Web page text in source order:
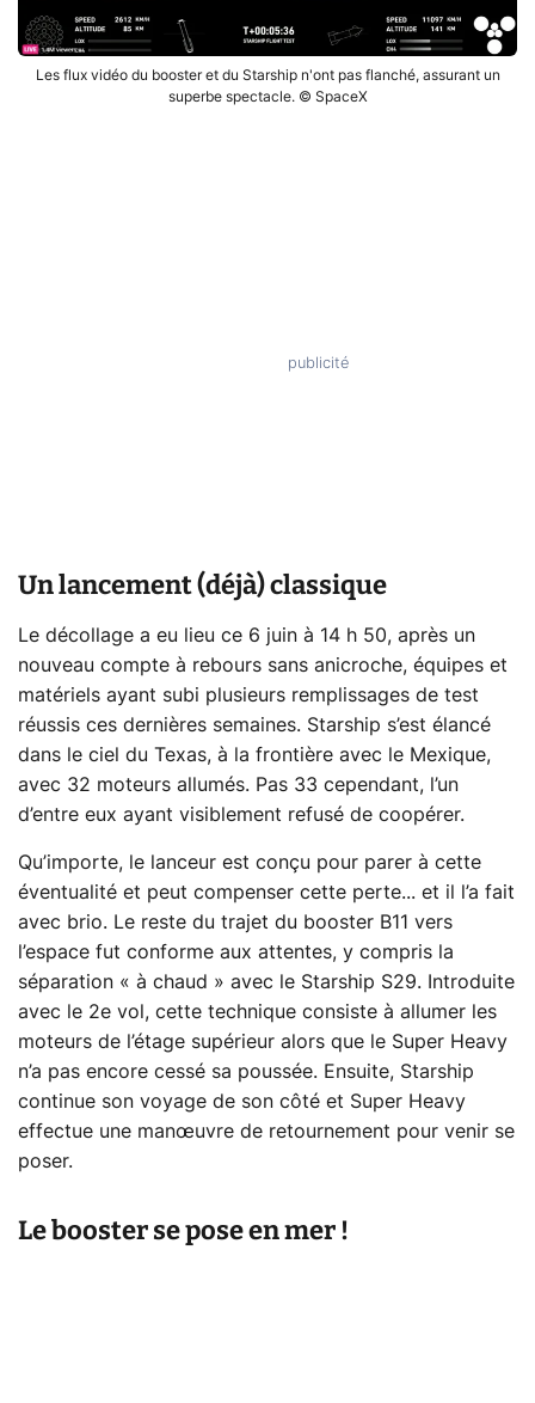
Les flux vidéo du booster et du Starship n'ont pas flanché, assurant un
superbe spectacle. © SpaceX
Un lancement (déjà) classique
Le décollage a eu lieu ce 6 juin à 14 h 50, après un
nouveau compte à rebours sans anicroche, équipes et
matériels ayant subi plusieurs remplissages de test
réussis ces dernières semaines. Starship s’est élancé
dans le ciel du Texas, à la frontière avec le Mexique,
avec 32 moteurs allumés. Pas 33 cependant, l’un
d’entre eux ayant visiblement refusé de coopérer.
Qu’importe, le lanceur est conçu pour parer à cette
éventualité et peut compenser cette perte... et il l’a fait
avec brio. Le reste du trajet du booster B11 vers
l’espace fut conforme aux attentes, y compris la
séparation « à chaud » avec le Starship S29. Introduite
avec le 2e vol, cette technique consiste à allumer les
moteurs de l’étage supérieur alors que le Super Heavy
n’a pas encore cessé sa poussée. Ensuite, Starship
continue son voyage de son côté et Super Heavy
effectue une manœuvre de retournement pour venir se
poser.
Le booster se pose en mer !